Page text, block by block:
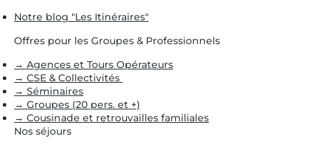
Notre blog "Les Itinéraires"
Offres pour les Groupes & Professionnels
→ Agences et Tours Opérateurs
→ CSE & Collectivités
→ Séminaires
→ Groupes (20 pers. et +)
→ Cousinade et retrouvailles familiales
Nos séjours